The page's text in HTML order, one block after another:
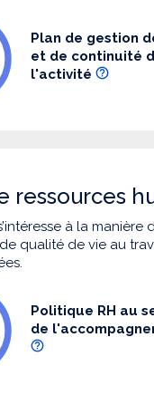
Plan de gestion
et de continuité
l'activité
ressources
à la
qualité de vie au
Politique RH au
de